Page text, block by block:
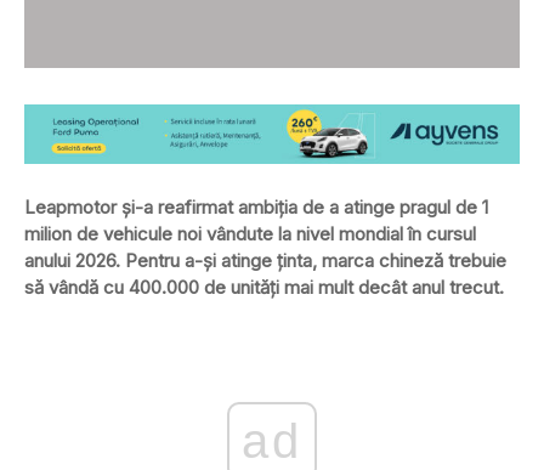
Leapmotor și-a reafirmat ambiția de a atinge pragul de 1
milion de vehicule noi vândute la nivel mondial în cursul
anului 2026. Pentru a-și atinge ținta, marca chineză trebuie
să vândă cu 400.000 de unități mai mult decât anul trecut.
ad